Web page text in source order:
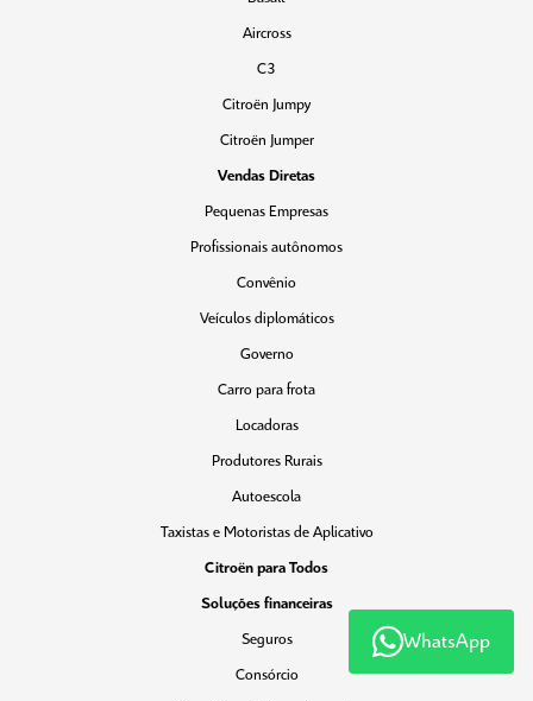
Aircross
C3
Citroën Jumpy
Citroën Jumper
Vendas Diretas
Pequenas Empresas
Profissionais autônomos
Convênio
Veículos diplomáticos
Governo
Carro para frota
Locadoras
Produtores Rurais
Autoescola
Taxistas e Motoristas de Aplicativo
Citroën para Todos
Soluções financeiras
Seguros
Consórcio
WhatsApp